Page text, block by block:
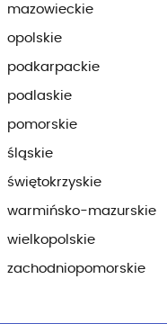
mazowieckie
opolskie
podkarpackie
podlaskie
pomorskie
śląskie
świętokrzyskie
warmińsko-mazurskie
wielkopolskie
zachodniopomorskie